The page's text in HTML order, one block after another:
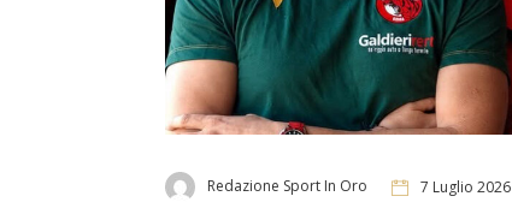
Redazione Sport In Oro 7 Luglio 2026